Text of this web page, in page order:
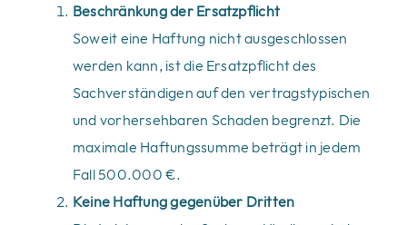
Beschränkung der Ersatzpflicht
Soweit eine Haftung nicht ausgeschlossen
werden kann, ist die Ersatzpflicht des
Sachverständigen auf den vertragstypischen
und vorhersehbaren Schaden begrenzt. Die
maximale Haftungssumme beträgt in jedem
Fall 500.000 €.
Keine Haftung gegenüber Dritten